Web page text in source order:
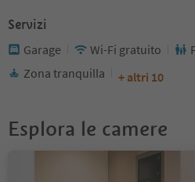
Servizi
Garage Wi-Fi gratuito
Zona tranquilla
+ altri 10
Esplora le camere